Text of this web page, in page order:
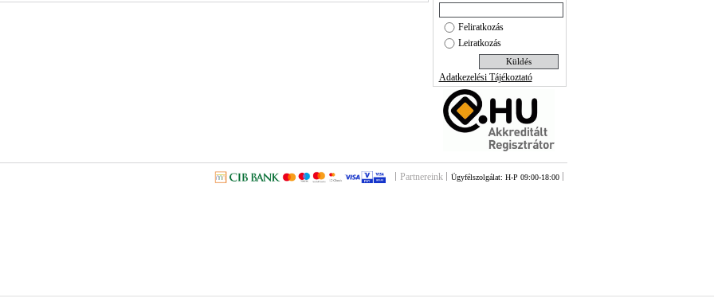
Feliratkozás
Leiratkozás
Adatkezelési Tájékoztató
Partnereink Ügyfélszolgálat: H-P 09:00-18:00